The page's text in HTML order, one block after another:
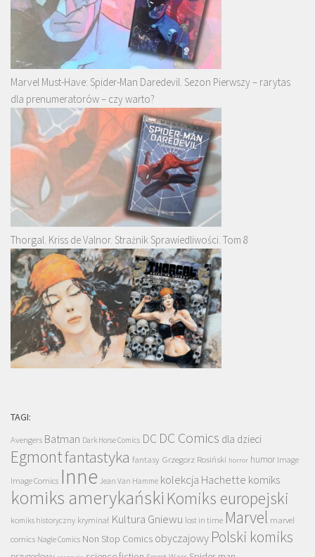
Marvel Must-Have: Spider-Man Daredevil. Sezon Pierwszy – rarytas
dla prenumeratorów – czy warto?
Thorgal. Kriss de Valnor. Strażnik Sprawiedliwości. Tom 8
TAGI:
Avengers Batman Dark Horse Comics DC DC Comics dla dzieci
Egmontfantastyka fantasy Grzegorz Rosiński horror humor Image
Image Comics Inne Jean Van Hamme kolekcja Hachette komiks
komiks amerykański Komiks europejski
komiks historyczny kryminał Kultura Gniewu lost in time Marvel marvel
comics Nagle Comics Non Stop Comics obyczajowy Polski komiks